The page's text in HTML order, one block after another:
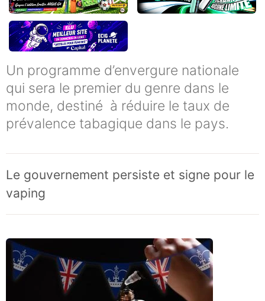
Un programme d’envergure nationale
qui sera le premier du genre dans le
monde, destiné à réduire le taux de
prévalence tabagique dans le pays.
Le gouvernement persiste et signe pour le
vaping